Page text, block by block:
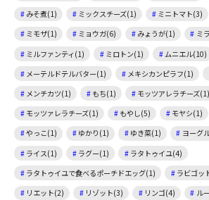
みそ煮(1)
ミックスチーズ(1) ミニトマト(3)
ミモザ(1)
ミョウガ(6) みょうが(1)
ミ
ミルファンティ(1)
ミロトン(1)
ムニエル(10)
メーテルドテルバター(1)
メキシカンピラフ(1)
メンチカツ(1)
もち(1)
モッツアレラチーズ(1)
モッツァレラチーズ(1)
もやし(5) モヤシ(1)
やっこ(1)
ゆかり(1) ゆき菜(1) ヨーグ
ライス(1)
ラグー(1)
ラタトゥイユ(4)
ラタトゥイユで食べるポーチドエッグ(1)
ラビゴッ
リエット(2)
リゾット(3) リンゴ(4)
ル